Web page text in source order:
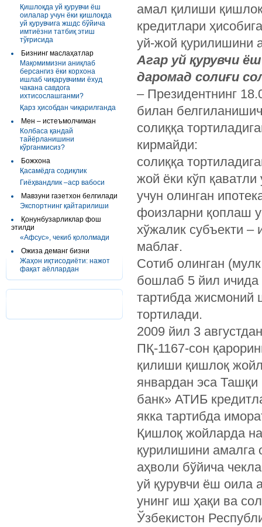
Қишлоқда уй қурувчи ёш
оилалар учун ёки қишлоқда
уй қурувчига жшдс бўйича
имтиёзни татбиқ этиш
тўғрисида
Бизнинг маслаҳатлар
Мақомимизни аниқлаб
берсангиз ёки корхона
ишлаб чиқарувчими ёхуд
чакана савдога
ихтисослашганми?
Қарз ҳисобдан чиқарилганда
Мен – истеъмолчиман
Колбаса қандай
тайёрланишини
кўрганмисиз?
Божхона
Қасамёдга содиқлик
Гиёҳвандлик –аср вабоси
Мавзуни газетхон белгилади
Экспортнинг қайтарилиши
Қонунбузарликлар фош
этилди
«Афсус», чекиб қололмади
Ожиза деманг бизни
Жаҳон иқтисодиёти: нажот
фақат аёллардан
амал қилиши
кредитлари
уй-жой қурилишини
Агар уй қурувчи
даромад солиғи
– Президентнинг
билан
солиққа
кирмайди:
солиққа
жой ёки кўп
учун олинган
фоизларни қоплаш
хўжалик субъекти –
маблағ.
Сотиб олинган
бошлаб 5 йил ичида
тартибда жисмоний
тортилади.
2009 йил 3
ПҚ-1167-сон
қилиши қишлоқ
январдан эса
банк» АТИБ
якка тартибда
Қишлоқ жойларда
қурилишини амалга
аҳволи бўйича
уй қурувчи ёш оила
унинг иш ҳақи ва
Ўзбекистон